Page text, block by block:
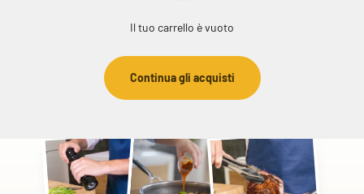
Il tuo carrello è vuoto
Continua gli acquisti